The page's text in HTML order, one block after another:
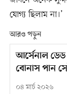
যোগ্য ছিলাম না।’
আরও পড়ুন
আর্সেনাল
বোনাস পান
০৪ মার্চ ২০২৬